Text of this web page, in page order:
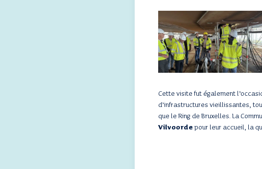
Cette visite fut également
d’infrastructures vieillissantes,
que le Ring de Bruxelles. La
Vilvoorde pour leur accueil, la